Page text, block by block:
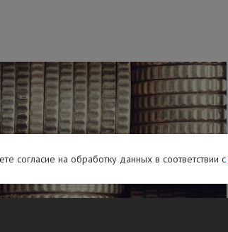
согласие на обработку данных в соответствии с